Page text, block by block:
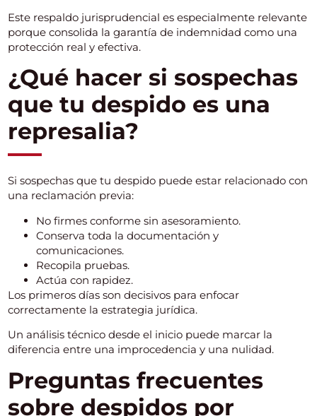
Este respaldo jurisprudencial es especialmente relevante
porque consolida la garantía de indemnidad como una
protección real y efectiva.
¿Qué hacer si sospechas
que tu despido es una
represalia?
Si sospechas que tu despido puede estar relacionado con
una reclamación previa:
No firmes conforme sin asesoramiento.
Conserva toda la documentación y
comunicaciones.
Recopila pruebas.
Actúa con rapidez.
Los primeros días son decisivos para enfocar
correctamente la estrategia jurídica.
Un análisis técnico desde el inicio puede marcar la
diferencia entre una improcedencia y una nulidad.
Preguntas frecuentes
sobre despidos por